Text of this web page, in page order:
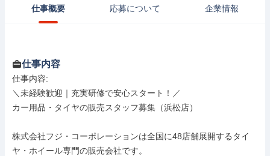
仕事概要 応募について 企業情報
仕事内容
仕事内容:
＼未経験歓迎｜充実研修で安心スタート！／
カー用品・タイヤの販売スタッフ募集（浜松店）
株式会社フジ・コーポレーションは全国に48店舗展開するタイ
ヤ・ホイール専門の販売会社です。